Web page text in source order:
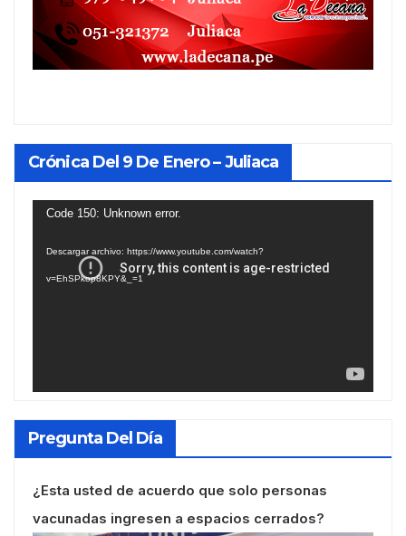
Crónica Del 9 De Enero – Juliaca
Reproductor
Code 150: Unknown error.
Descargar archivo: https://www.youtube.com/watch?
v=EhSPkop8KPY&_=1
Pregunta Del Día
¿Esta usted de acuerdo que solo personas
vacunadas ingresen a espacios cerrados?